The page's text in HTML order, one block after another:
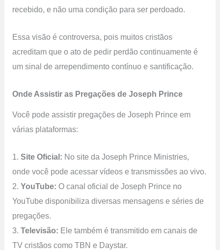
recebido, e não uma condição para ser perdoado.
Essa visão é controversa, pois muitos cristãos
acreditam que o ato de pedir perdão continuamente é
um sinal de arrependimento contínuo e santificação.
Onde Assistir as Pregações de Joseph Prince
Você pode assistir pregações de Joseph Prince em
várias plataformas:
1.Site Oficial: No site da Joseph Prince Ministries,
onde você pode acessar vídeos e transmissões ao vivo.
2.YouTube: O canal oficial de Joseph Prince no
YouTube disponibiliza diversas mensagens e séries de
pregações.
3.Televisão: Ele também é transmitido em canais de
TV cristãos como TBN e Daystar.